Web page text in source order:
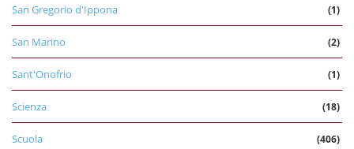
San Gregorio d'Ippona (1)
San Marino (2)
Sant'Onofrio (1)
Scienza (18)
Scuola (406)